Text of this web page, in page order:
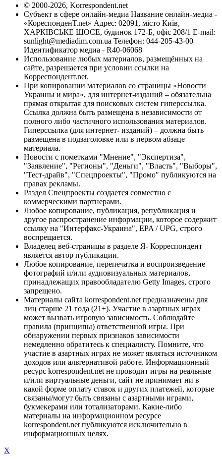
© 2000-2026, Korrespondent.net
Субъект в сфере онлайн-медиа Название онлайн-медиа -
«КореспонденТ.net» Адрес: 02091, місто Київ,
ХАРКІВСЬКЕ ШОСЕ, будинок 172-Б, офіс 208/1 E-mail:
sunlight@mediadim.com.ua Телефон: 044-205-43-00
Идентификатор медиа - R40-06068
Использование любых материалов, размещённых на
сайте, разрешается при условии ссылки на
Корреспондент.net.
При копировании материалов со страницы «Новости
Украины и мира», для интернет-изданий – обязательна
прямая открытая для поисковых систем гиперссылка.
Ссылка должна быть размещена в независимости от
полного либо частичного использования материалов.
Гиперссылка (для интернет- изданий) – должна быть
размещена в подзаголовке или в первом абзаце
материала.
Новости с пометками "Мнение", "Экспертиза",
"Заявление", "Регионы", "Деньги", "Власть", "Выборы",
"Тест-драйв", "Спецпроекты", "Промо" публикуются на
правах рекламы.
Раздел Спецпроекты создается совместно с
коммерческими партнерами.
Любое копирование, публикация, републикация и
другое распространение информации, которое содержит
ссылку на "Интерфакс-Украина", EPA / UPG, строго
воспрещается.
Владелец веб-страницы в разделе Я- Корреспондент
является автор публикации.
Любое копирование, перепечатка и воспроизведение
фотографий и/или аудиовизуальных материалов,
принадлежащих правообладателю Getty Images, строго
запрещено.
Материалы сайта korrespondent.net предназначены для
лиц старше 21 года (21+). Участие в азартных играх
может вызвать игровую зависимость. Соблюдайте
правила (принципы) ответственной игры. При
обнаружении первых признаков зависимости
немедленно обратитесь к специалисту. Помните, что
участие в азартных играх не может являться источником
доходов или альтернативой работе. Информационный
ресурс korrespondent.net не проводит игры на реальные
и/или виртуальные деньги, сайт не принимает ни в
какой форме оплату ставок и других платежей, которые
связаны/могут быть связаны с азартными играми,
букмекерами или тотализаторами. Какие-либо
материалы на информационном ресурсе
korrespondent.net публикуются исключительно в
информационных целях.
X